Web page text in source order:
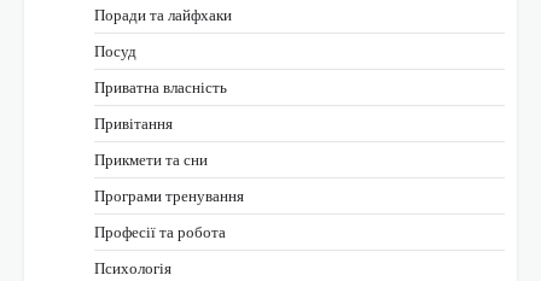
Поради та лайфхаки
Посуд
Приватна власність
Привітання
Прикмети та сни
Програми тренування
Професії та робота
Психологія